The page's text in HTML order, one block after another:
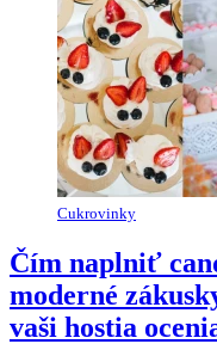
Cukrovinky
Čím naplniť
moderné
vaši hostia